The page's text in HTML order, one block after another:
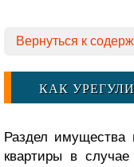
Вернуться к
КАК
Раздел имущества
квартиры в